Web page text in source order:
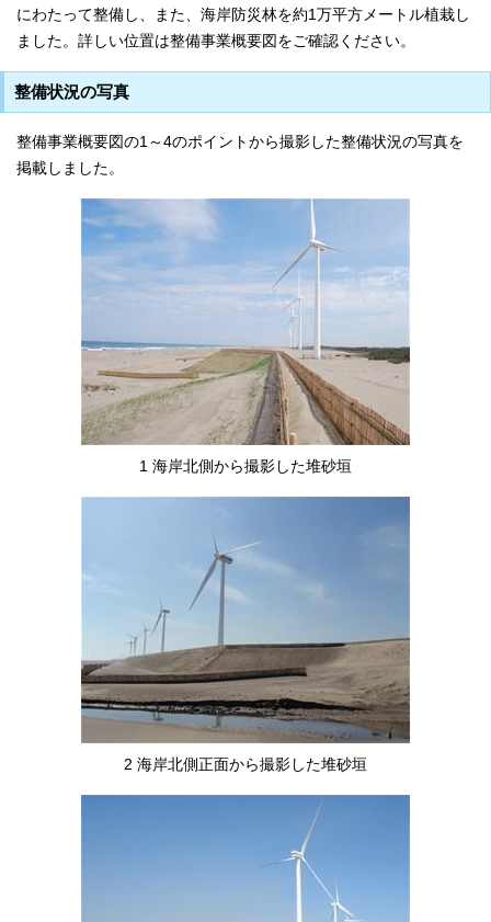
にわたって整備し、また、海岸防災林を約1万平方メートル植栽し
ました。詳しい位置は整備事業概要図をご確認ください。
整備状況の写真
整備事業概要図の1～4のポイントから撮影した整備状況の写真を
掲載しました。
1 海岸北側から撮影した堆砂垣
2 海岸北側正面から撮影した堆砂垣